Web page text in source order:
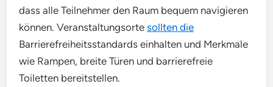
dass alle Teilnehmer den Raum bequem navigieren
können. Veranstaltungsortesollten die
Barrierefreiheitsstandards einhalten und Merkmale
wie Rampen, breite Türen und barrierefreie
Toiletten bereitstellen.